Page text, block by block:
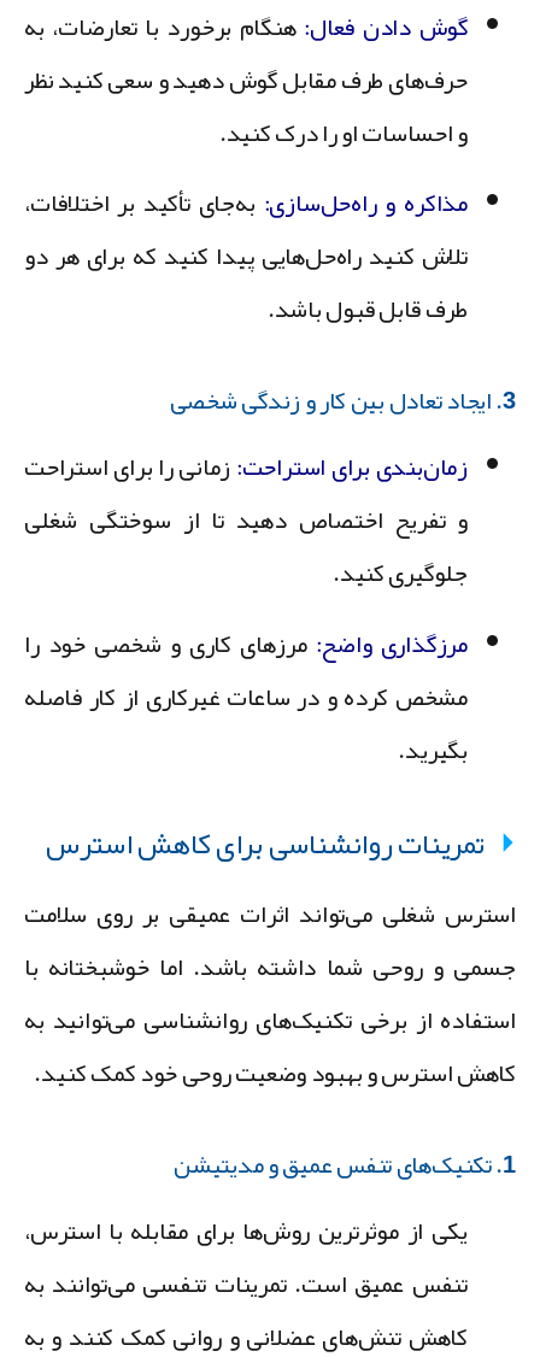
گوش دادن فعال:هنگام برخورد با تعارضات، به
حرف‌های طرف مقابل گوش دهید و سعی کنید نظر
و احساسات او را درک کنید.
مذاکره و راه‌حل‌سازی:به‌جای تأکید بر اختلافات،
تلاش کنید راه‌حل‌هایی پیدا کنید که برای هر دو
طرف قابل قبول باشد.
زمان‌بندی برای استراحت:زمانی را برای استراحت
و تفریح اختصاص دهید تا از سوختگی شغلی
جلوگیری کنید.
مرزگذاری واضح:مرزهای کاری و شخصی خود را
مشخص کرده و در ساعات غیرکاری از کار فاصله
بگیرید.
تمرینات روانشناسی برای کاهش استرس
شغلی می‌تواند اثرات عمیقی بر روی سلامت
و روحی شما داشته باشد. اما خوشبختانه با
از برخی تکنیک‌های روانشناسی می‌توانید به
استرس و بهبود وضعیت روحی خود کمک کنید.
یکی از موثرترین روش‌ها برای مقابله با استرس،
تنفس عمیقاست. تمرینات تنفسی می‌توانند به
کاهش تنش‌های عضلانی و روانی کمک کنند و به